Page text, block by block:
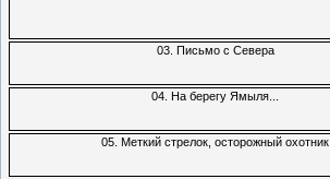
03. Письмо с Севера
04. На берегу Ямыля...
05. Меткий стрелок, осторожный охотник